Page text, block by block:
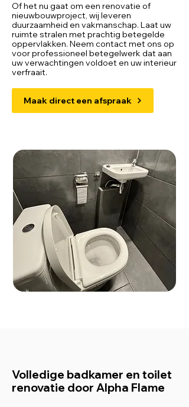
Of het nu gaat om een renovatie of
nieuwbouwproject, wij leveren
duurzaamheid en vakmanschap. Laat uw
ruimte stralen met prachtig betegelde
oppervlakken. Neem contact met ons op
voor professioneel betegelwerk dat aan
uw verwachtingen voldoet en uw interieur
verfraait.
Maak direct een afspraak
Volledige badkamer en toilet
renovatie door Alpha Flame